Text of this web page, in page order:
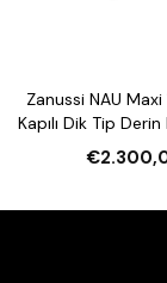
Zanussi NAU Maxi
Kapılı Dik Tip